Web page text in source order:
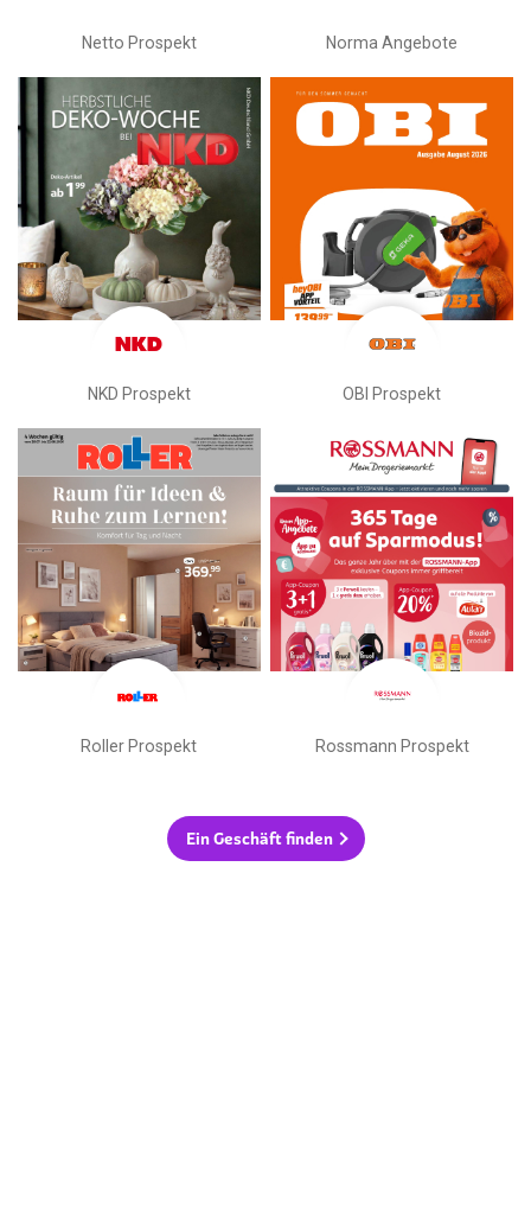
Netto Prospekt Norma Angebote
NKD Prospekt OBI Prospekt
Roller Prospekt Rossmann Prospekt
Ein Geschäft finden